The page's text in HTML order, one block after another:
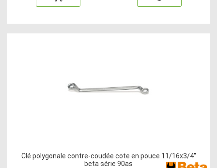
Clé polygonale contre-coudée cote en pouce 11/16x3/4''
beta série 90as